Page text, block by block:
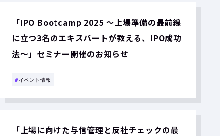
「IPO Bootcamp 2025 ～上場準備の最前線
に立つ3名のエキスパートが教える、IPO成功
法～」セミナー開催のお知らせ
# イベント情報
「上場に向けた与信管理と反社チェックの最